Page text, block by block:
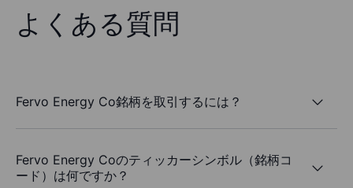
よくある質問
Fervo Energy Co銘柄を取引するには？
Fervo Energy Coのティッカーシンボル（銘柄コ
ード）は何ですか？